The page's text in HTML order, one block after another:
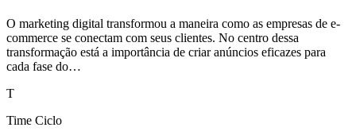
O marketing digital transformou a maneira como as empresas de e-
commerce se conectam com seus clientes. No centro dessa
transformação está a importância de criar anúncios eficazes para
cada fase do…
T
Time Ciclo